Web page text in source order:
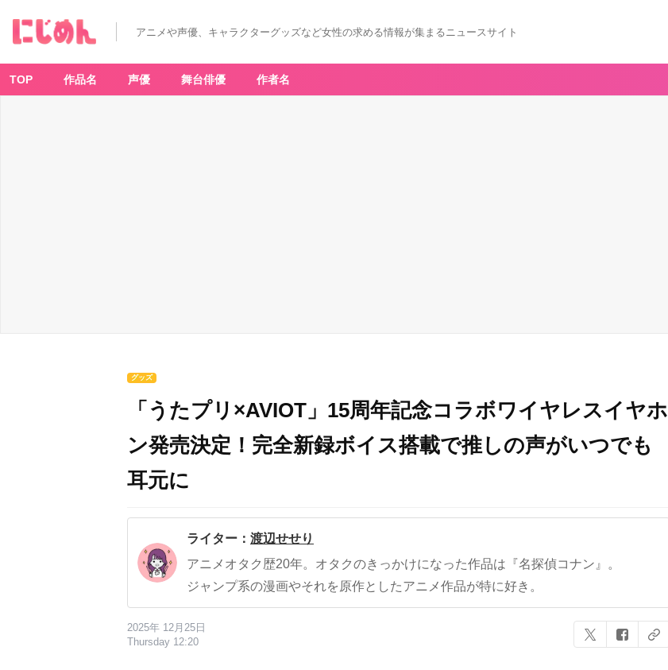
アニメや声優、キャラクターグッズなど女性の求める情報が集まるニュースサイト
TOP 作品名 声優 舞台俳優 作者名
グッズ
「うたプリ×AVIOT」15周年記念コラボワイヤレスイヤホ
ン発売決定！完全新録ボイス搭載で推しの声がいつでも
耳元に
ライター： 渡辺せせり
アニメオタク歴20年。オタクのきっかけになった作品は『名探偵コナン』。
ジャンプ系の漫画やそれを原作としたアニメ作品が特に好き。
2025年 12月25日
Thursday 12:20